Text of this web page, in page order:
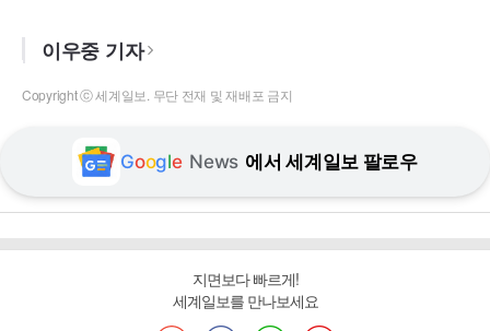
이우중 기자
Copyright ⓒ 세계일보. 무단 전재 및 재배포 금지
Google News 에서 세계일보 팔로우
지면보다 빠르게!
세계일보를 만나보세요